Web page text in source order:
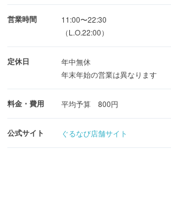
営業時間
11:00〜22:30
（L.O.22:00）
定休日
年中無休
年末年始の営業は異なります
料金・費用 平均予算 800円
公式サイト ぐるなび店舗サイト